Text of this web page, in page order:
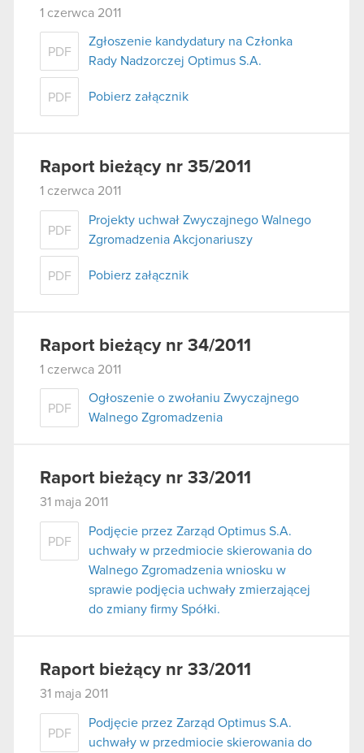
1 czerwca 2011
PDF
Zgłoszenie kandydatury na Członka
Rady Nadzorczej Optimus S.A.
PDF Pobierz załącznik
Raport bieżący nr 35/2011
1 czerwca 2011
PDF
Projekty uchwał Zwyczajnego Walnego
Zgromadzenia Akcjonariuszy
PDF Pobierz załącznik
Raport bieżący nr 34/2011
1 czerwca 2011
PDF
Ogłoszenie o zwołaniu Zwyczajnego
Walnego Zgromadzenia
Raport bieżący nr 33/2011
31 maja 2011
PDF
Podjęcie przez Zarząd Optimus S.A.
uchwały w przedmiocie skierowania do
Walnego Zgromadzenia wniosku w
sprawie podjęcia uchwały zmierzającej
do zmiany firmy Spółki.
Raport bieżący nr 33/2011
31 maja 2011
PDF
Podjęcie przez Zarząd Optimus S.A.
uchwały w przedmiocie skierowania do